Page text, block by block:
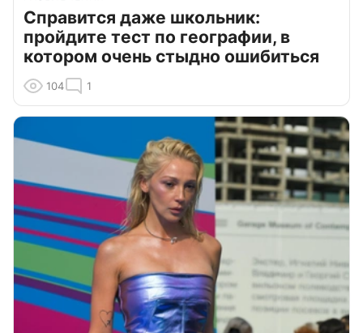
Справится даже школьник:
пройдите тест по географии, в
котором очень стыдно ошибиться
104 1